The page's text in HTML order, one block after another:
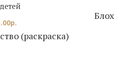
(раскраска)
р.